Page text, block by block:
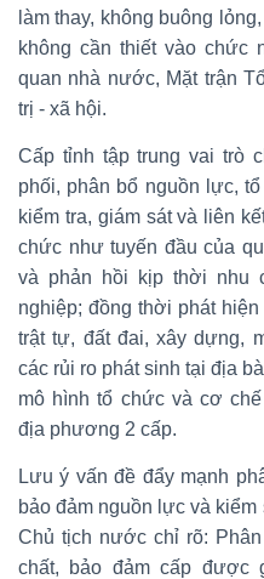
làm thay, không buông
không cần thiết vào chức
quan nhà nước, Mặt trận
trị - xã hội.
Cấp tỉnh tập trung vai trò
phối, phân bổ nguồn lực,
kiểm tra, giám sát và liên
chức như tuyến đầu của
và phản hồi kịp thời nhu
nghiệp; đồng thời phát
trật tự, đất đai, xây dựng,
các rủi ro phát sinh tại địa
mô hình tổ chức và cơ
địa phương 2 cấp.
Lưu ý vấn đề đẩy mạnh
bảo đảm nguồn lực và
Chủ tịch nước chỉ rõ:
chất, bảo đảm cấp được